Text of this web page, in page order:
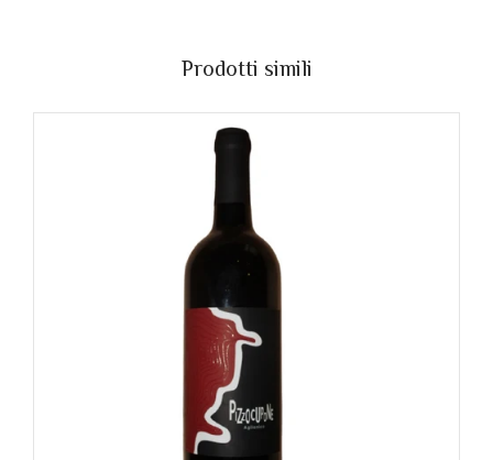
Prodotti simili